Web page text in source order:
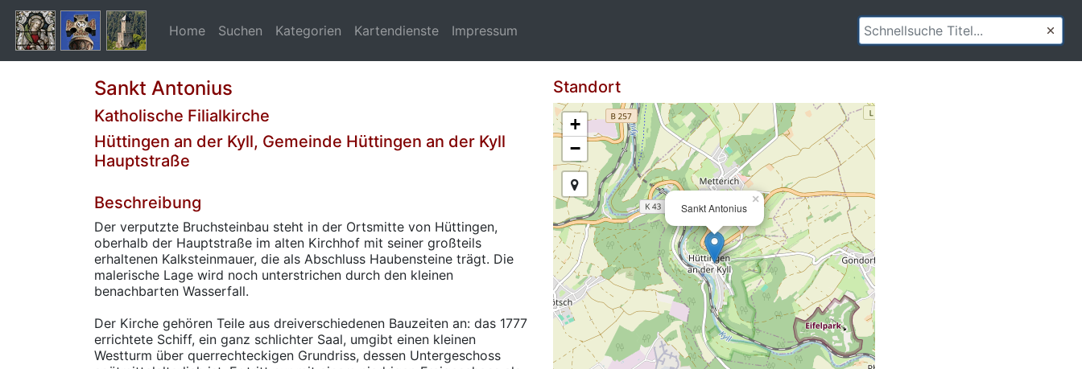
Home Suchen Kategorien Kartendienste Impressum
Sankt Antonius
Katholische Filialkirche
Hüttingen an der Kyll, Gemeinde Hüttingen an der Kyll
Hauptstraße
Beschreibung
Der verputzte Bruchsteinbau steht in der Ortsmitte von Hüttingen,
oberhalb der Hauptstraße im alten Kirchhof mit seiner großteils
erhaltenen Kalksteinmauer, die als Abschluss Haubensteine trägt. Die
malerische Lage wird noch unterstrichen durch den kleinen
benachbarten Wasserfall.
Der Kirche gehören Teile aus dreiverschiedenen Bauzeiten an: das 1777
errichtete Schiff, ein ganz schlichter Saal, umgibt einen kleinen
Westturm über querrechteckigen Grundriss, dessen Untergeschoss
Standort
Sankt Antonius
×
+
−